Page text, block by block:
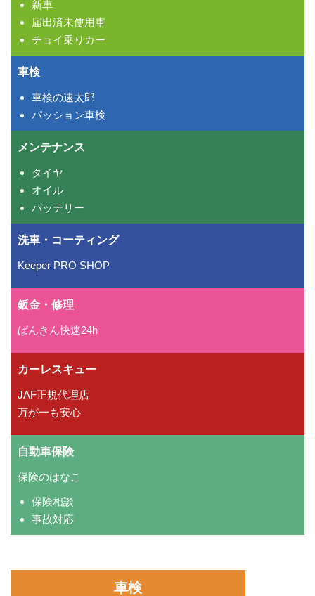
新車
届出済未使用車
チョイ乗りカー
車検
車検の速太郎
パッション車検
メンテナンス
タイヤ
オイル
バッテリー
洗車・コーティング
Keeper PRO SHOP
鈑金・修理
ばんきん快速24h
カーレスキュー
JAF正規代理店
万が一も安心
自動車保険
保険のはなこ
保険相談
事故対応
車検